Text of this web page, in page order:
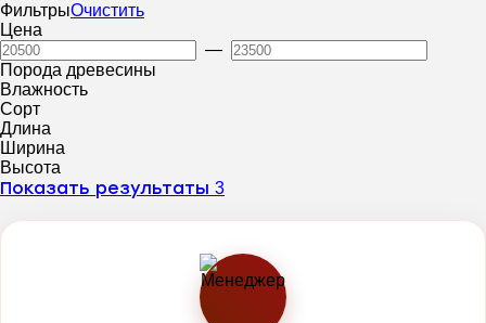
ФильтрыОчистить
Цена
—
Порода древесины
Влажность
Сорт
Длина
Ширина
Высота
Показать результаты 3